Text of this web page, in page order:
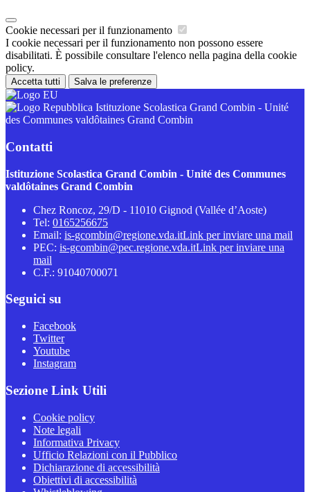
Cookie necessari per il funzionamento
I cookie necessari per il funzionamento non possono essere
disabilitati. È possibile consultare l'elenco nella pagina della cookie
policy.
Accetta tutti Salva le preferenze
Istituzione Scolastica Grand Combin - Unité
des Communes valdôtaines Grand Combin
Contatti
Istituzione Scolastica Grand Combin - Unité des Communes
valdôtaines Grand Combin
Chez Roncoz, 29/D - 11010 Gignod (Vallée d’Aoste)
Tel: 0165256675
Email: is-gcombin@regione.vda.itLink per inviare una mail
PEC: is-gcombin@pec.regione.vda.itLink per inviare una
mail
C.F.: 91040700071
Seguici su
Facebook
Twitter
Youtube
Instagram
Sezione Link Utili
Cookie policy
Note legali
Informativa Privacy
Ufficio Relazioni con il Pubblico
Dichiarazione di accessibilità
Obiettivi di accessibilità